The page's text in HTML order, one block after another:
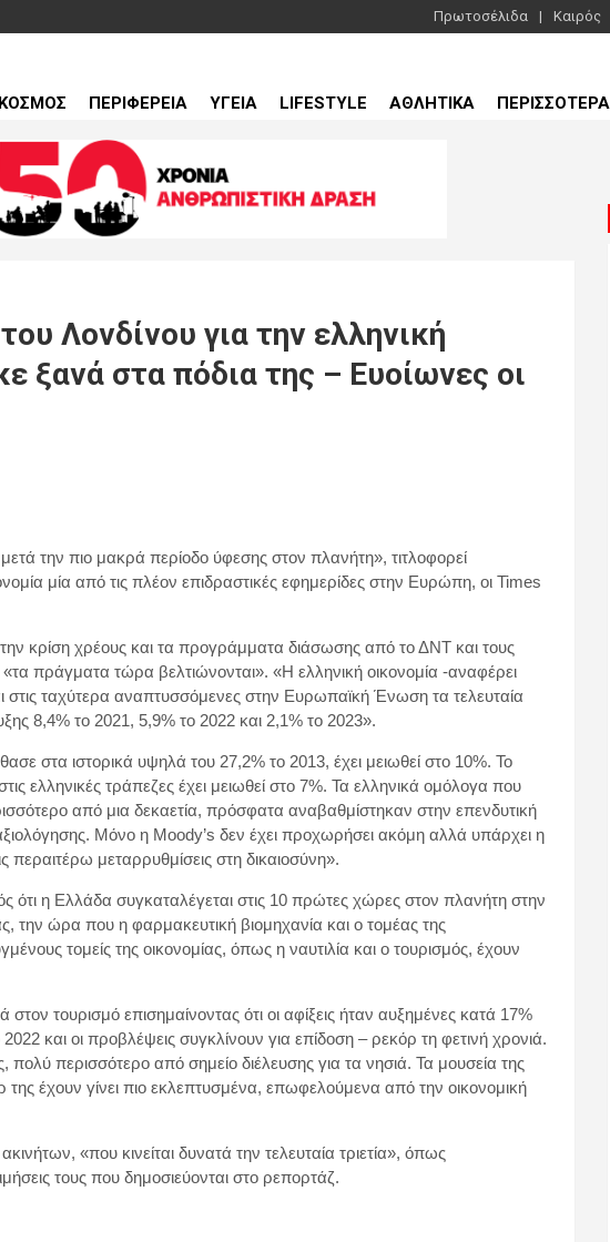
Πρωτοσέλιδα Καιρός
ΚΟΣΜΟΣ ΠΕΡΙΦΕΡΕΙΑ ΥΓΕΙΑ LIFESTYLE ΑΘΛΗΤΙΚΑ ΠΕΡΙΣΣΟΤΕΡΑ
Λονδίνου για την ελληνική
ξανά στα πόδια της – Ευοίωνες οι
την πιο μακρά περίοδο ύφεσης στον πλανήτη», τιτλοφορεί
μία από τις πλέον επιδραστικές εφημερίδες στην Ευρώπη, οι Times
την κρίση χρέους και τα προγράμματα διάσωσης από το ΔΝΤ και τους
πράγματα τώρα βελτιώνονται». «Η ελληνική οικονομία -αναφέρει
στις ταχύτερα αναπτυσσόμενες στην Ευρωπαϊκή Ένωση τα τελευταία
8,4% το 2021, 5,9% το 2022 και 2,1% το 2023».
στα ιστορικά υψηλά του 27,2% το 2013, έχει μειωθεί στο 10%. Το
ελληνικές τράπεζες έχει μειωθεί στο 7%. Τα ελληνικά ομόλογα που
από μια δεκαετία, πρόσφατα αναβαθμίστηκαν στην επενδυτική
Μόνο η Moody’s δεν έχει προχωρήσει ακόμη αλλά υπάρχει η
περαιτέρω μεταρρυθμίσεις στη δικαιοσύνη».
ότι η Ελλάδα συγκαταλέγεται στις 10 πρώτες χώρες στον πλανήτη στην
ώρα που η φαρμακευτική βιομηχανία και ο τομέας της
τομείς της οικονομίας, όπως η ναυτιλία και ο τουρισμός, έχουν
τουρισμό επισημαίνοντας ότι οι αφίξεις ήταν αυξημένες κατά 17%
και οι προβλέψεις συγκλίνουν για επίδοση – ρεκόρ τη φετινή χρονιά.
περισσότερο από σημείο διέλευσης για τα νησιά. Τα μουσεία της
της έχουν γίνει πιο εκλεπτυσμένα, επωφελούμενα από την οικονομική
«που κινείται δυνατά την τελευταία τριετία», όπως
τους που δημοσιεύονται στο ρεπορτάζ.